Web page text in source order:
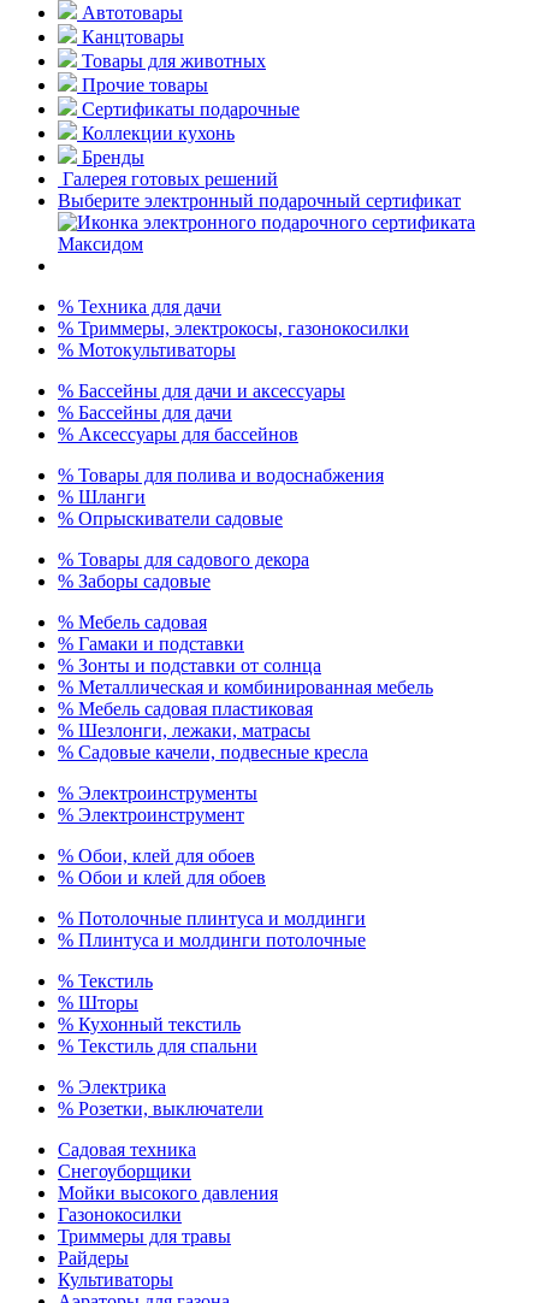
Автотовары
Канцтовары
Товары для животных
Прочие товары
Сертификаты подарочные
Коллекции кухонь
Бренды
Галерея готовых решений
Выберите электронный подарочный сертификат
% Техника для дачи
% Триммеры, электрокосы, газонокосилки
% Мотокультиваторы
% Бассейны для дачи и аксессуары
% Бассейны для дачи
% Аксессуары для бассейнов
% Товары для полива и водоснабжения
% Шланги
% Опрыскиватели садовые
% Товары для садового декора
% Заборы садовые
% Мебель садовая
% Гамаки и подставки
% Зонты и подставки от солнца
% Металлическая и комбинированная мебель
% Мебель садовая пластиковая
% Шезлонги, лежаки, матрасы
% Садовые качели, подвесные кресла
% Электроинструменты
% Электроинструмент
% Обои, клей для обоев
% Обои и клей для обоев
% Потолочные плинтуса и молдинги
% Плинтуса и молдинги потолочные
% Текстиль
% Шторы
% Кухонный текстиль
% Текстиль для спальни
% Электрика
% Розетки, выключатели
Садовая техника
Снегоуборщики
Мойки высокого давления
Газонокосилки
Триммеры для травы
Райдеры
Культиваторы